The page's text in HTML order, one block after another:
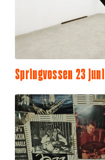
Springvossen 23